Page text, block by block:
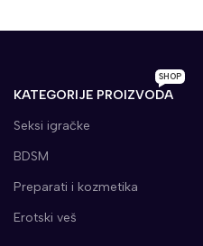
KATEGORIJE PROIZVODA
SHOP
Seksi igračke
BDSM
Preparati i kozmetika
Erotski veš